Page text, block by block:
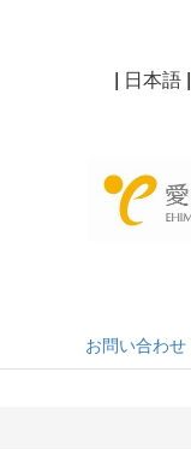
| 日本語 |
お問い合わせ